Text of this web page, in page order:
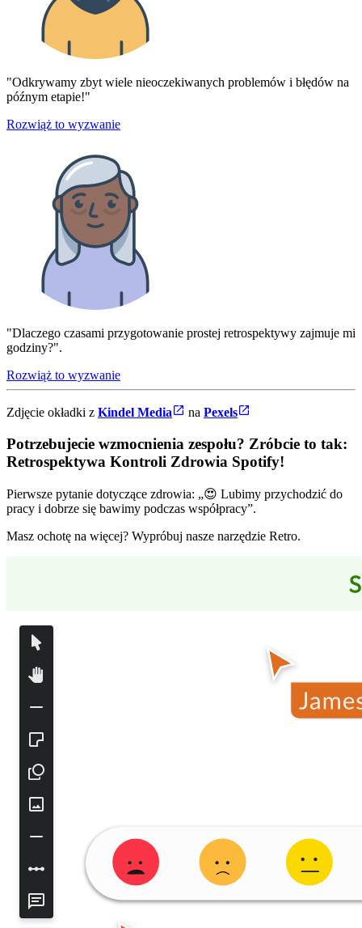
"Odkrywamy zbyt wiele nieoczekiwanych problemów i błędów na
późnym etapie!"
Rozwiąż to wyzwanie
"Dlaczego czasami przygotowanie prostej retrospektywy zajmuje mi
godziny?".
Rozwiąż to wyzwanie
Zdjęcie okładki z Kindel Media na Pexels
Potrzebujecie wzmocnienia zespołu? Zróbcie to tak:
Retrospektywa Kontroli Zdrowia Spotify!
Pierwsze pytanie dotyczące zdrowia: „😍 Lubimy przychodzić do
pracy i dobrze się bawimy podczas współpracy”.
Masz ochotę na więcej? Wypróbuj nasze narzędzie Retro.